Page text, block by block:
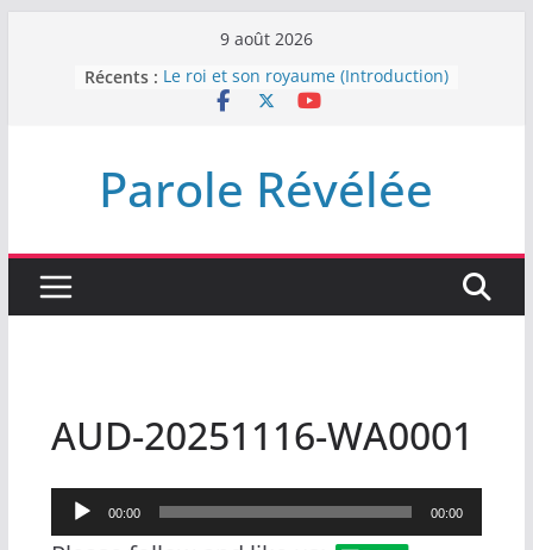
9 août 2026
Récents : Le roi et son royaume (Introduction)
DEMEUREZ DANS LA LUMIÈRE
LABAN
L’INTERVENTION DE DIEU
Parole Révélée
AUD-20251116-WA0001
Lecteur
audio
00:00 00:00